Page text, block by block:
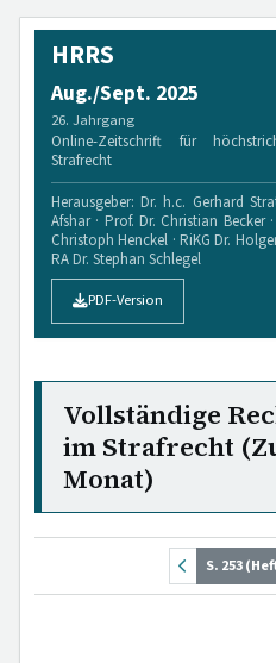
HRRS
Aug./Sept. 2025
26. Jahrgang
Online-Zeitschrift für
Strafrecht
Herausgeber: Dr. h.c. Gerhard
Afshar · Prof. Dr. Christian Becker
Christoph Henckel · RiKG Dr.
RA Dr. Stephan Schlegel
PDF-Version
Vollständige
im Strafrecht
Monat)
S. 253